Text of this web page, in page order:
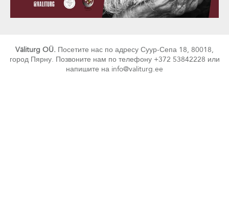
Väliturg OÜ. Посетите нас по адресу Суур-Сепа 18, 80018,
город Пярну. Позвоните нам по телефону +372 53842228 или
напишите на info@valiturg.ee